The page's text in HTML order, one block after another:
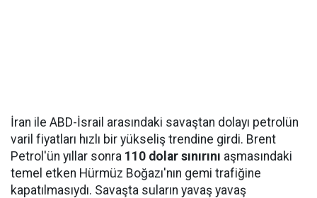
İran ile ABD-İsrail arasındaki savaştan dolayı petrolün
varil fiyatları hızlı bir yükseliş trendine girdi. Brent
Petrol'ün yıllar sonra 110 dolar sınırını aşmasındaki
temel etken Hürmüz Boğazı'nın gemi trafiğine
kapatılmasıydı. Savaşta suların yavaş yavaş